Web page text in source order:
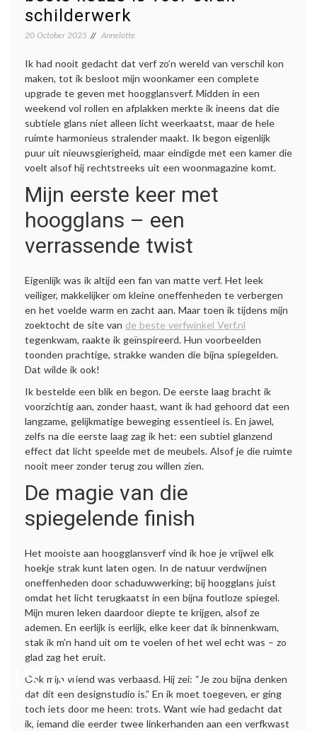
Cafe Boothuis!"
schilderwerk
20 October 2025 Annelotte
Ik had nooit gedacht dat verf zo’n wereld van verschil kon
maken, tot ik besloot mijn woonkamer een complete
upgrade te geven met hoogglansverf. Midden in een
weekend vol rollen en afplakken merkte ik ineens dat die
subtiele glans niet alleen licht weerkaatst, maar de hele
ruimte harmonieus stralender maakt. Ik begon eigenlijk
puur uit nieuwsgierigheid, maar eindigde met een kamer die
voelt alsof hij rechtstreeks uit een woonmagazine komt.
Mijn eerste keer met
hoogglans – een
verrassende twist
Eigenlijk was ik altijd een fan van matte verf. Het leek
veiliger, makkelijker om kleine oneffenheden te verbergen
en het voelde warm en zacht aan. Maar toen ik tijdens mijn
zoektocht de site van de beste verfwinkel Verf.nl
tegenkwam, raakte ik geïnspireerd. Hun voorbeelden
toonden prachtige, strakke wanden die bijna spiegelden.
Dat wilde ik ook!
Ik bestelde een blik en begon. De eerste laag bracht ik
voorzichtig aan, zonder haast, want ik had gehoord dat een
langzame, gelijkmatige beweging essentieel is. En jawel,
zelfs na die eerste laag zag ik het: een subtiel glanzend
effect dat licht speelde met de meubels. Alsof je die ruimte
nooit meer zonder terug zou willen zien.
De magie van die
spiegelende finish
Het mooiste aan hoogglansverf vind ik hoe je vrijwel elk
hoekje strak kunt laten ogen. In de natuur verdwijnen
oneffenheden door schaduwwerking; bij hoogglans juist
omdat het licht terugkaatst in een bijna foutloze spiegel.
Mijn muren leken daardoor diepte te krijgen, alsof ze
ademen. En eerlijk is eerlijk, elke keer dat ik binnenkwam,
stak ik m’n hand uit om te voelen of het wel echt was – zo
glad zag het eruit.
Ook mijn vriend was verbaasd. Hij zei: “Je zou bijna denken
dat dit een designstudio is.” En ik moet toegeven, er ging
toch iets door me heen: trots. Want wie had gedacht dat
ik, iemand die eerder twee linkerhanden aan een verfkwast